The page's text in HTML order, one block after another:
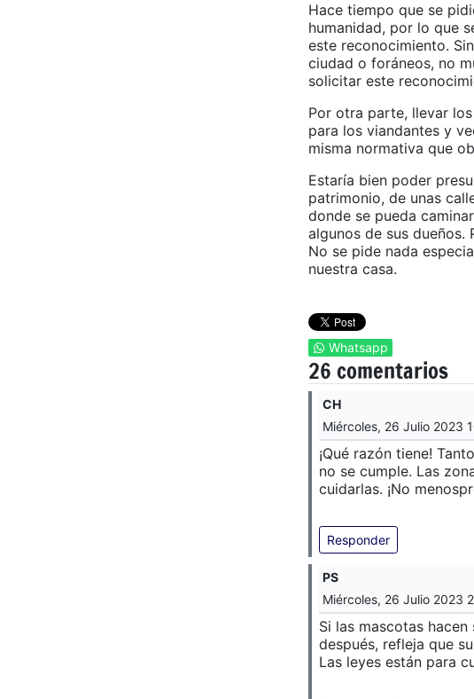
Hace tiempo que se
humanidad, por lo que
este reconocimiento.
ciudad o foráneos, no
solicitar este
Por otra parte, llevar
para los viandantes y
misma normativa que
Estaría bien poder
patrimonio, de unas
donde se pueda
algunos de sus dueños.
No se pide nada
nuestra casa.
Whatsapp
26 comentarios
CH
Miércoles, 26 Julio 2023
¡Qué razón tiene!
no se cumple. Las
cuidarlas. ¡No
Responder
PS
Miércoles, 26 Julio 2023
Si las mascotas
después, refleja que
Las leyes están para